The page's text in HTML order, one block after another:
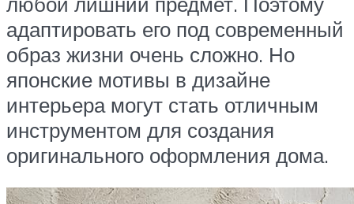
адаптировать его под современный
образ жизни очень сложно. Но
японские мотивы в дизайне
интерьера могут стать отличным
инструментом для создания
оригинального оформления дома.